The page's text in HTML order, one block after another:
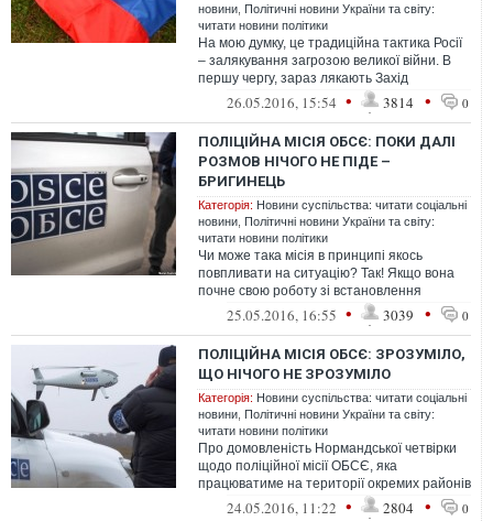
новини Політичні новини України та світу:
читати новини політики
На мою думку, це традиційна тактика Росії
– залякування загрозою великої війни. В
першу чергу, зараз лякають Захід
напередодні саміту Великої сімки та...
26.05.2016, 15:54 • 3814 • 0
ПОЛІЦІЙНА МІСІЯ ОБСЄ: ПОКИ ДАЛІ
РОЗМОВ НІЧОГО НЕ ПІДЕ –
БРИГИНЕЦЬ
Категорія: Новини суспільства: читати соціальні
новини Політичні новини України та світу:
читати новини політики
Чи може така місія в принципі якось
повпливати на ситуацію? Так! Якщо вона
почне свою роботу зі встановлення
спостереження (а краще контролю) над
25.05.2016, 16:55 • 3039 • 0
ПОЛІЦІЙНА МІСІЯ ОБСЄ: ЗРОЗУМІЛО,
ЩО НІЧОГО НЕ ЗРОЗУМІЛО
Категорія: Новини суспільства: читати соціальні
новини Політичні новини України та світу:
читати новини політики
Про домовленість Нормандської четвірки
щодо поліційної місії ОБСЄ, яка
працюватиме на території окремих районів
Донецької та Луганської областей, зроз...
24.05.2016, 11:22 • 2804 • 0